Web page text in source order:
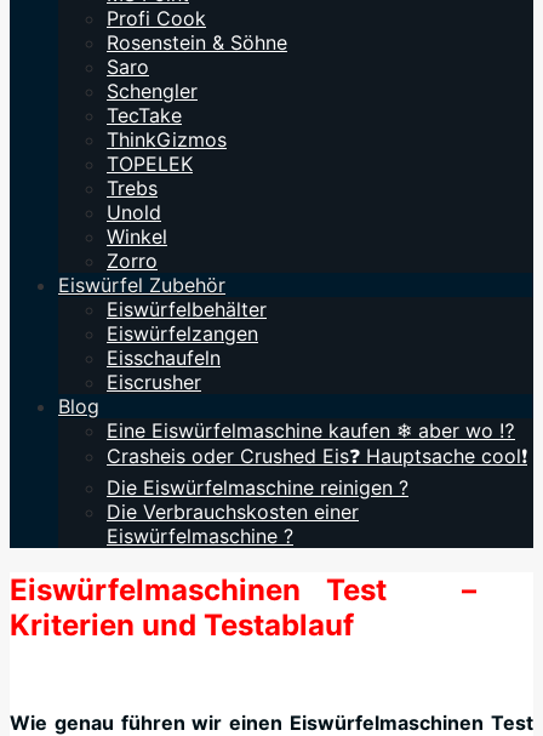
Profi Cook
Rosenstein & Söhne
Saro
Schengler
TecTake
ThinkGizmos
TOPELEK
Trebs
Unold
Winkel
Zorro
Eiswürfel Zubehör
Eiswürfelbehälter
Eiswürfelzangen
Eisschaufeln
Eiscrusher
Blog
Eine Eiswürfelmaschine kaufen ❄ aber wo ⁉️
Crasheis oder Crushed Eis❓ Hauptsache cool❗
Die Eiswürfelmaschine reinigen ?
Die Verbrauchskosten einer
Eiswürfelmaschine ?
Eiswürfelmaschinen Test –
Kriterien und Testablauf
Wie genau führen wir einen Eiswürfelmaschinen Test